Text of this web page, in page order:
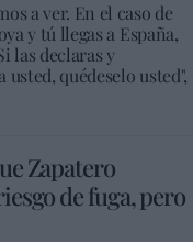
a ver. En el caso de
y tú llegas a España,
las declaras y
quédeselo usted",
Zapatero
de fuga, pero